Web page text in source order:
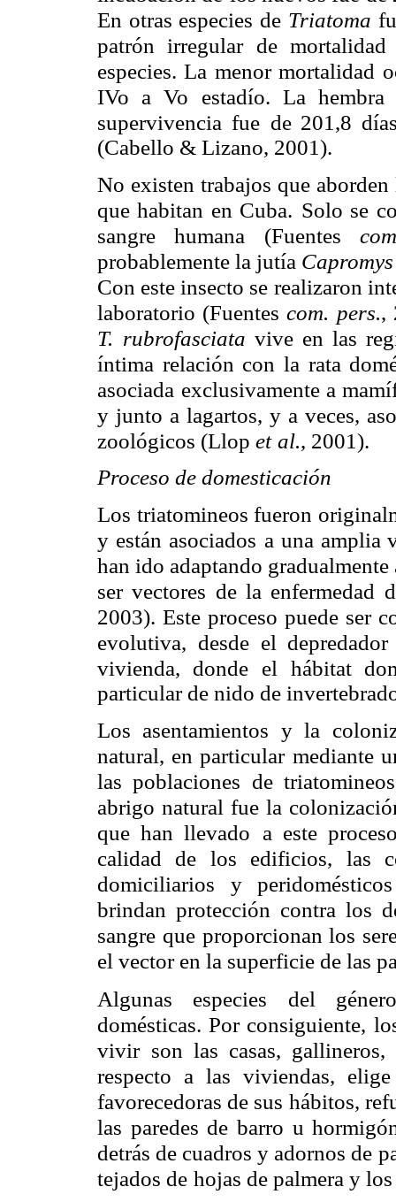
En otras especies de Triatoma
patrón irregular de
especies. La menor mortalidad
IVo a Vo estadío. La hembra
supervivencia fue de 201,8
(Cabello & Lizano, 2001).
No existen trabajos que
que habitan en Cuba. Solo se
sangre humana (Fuentes
probablemente la jutía
Con este insecto se realizaron
laboratorio (Fuentescom. pers.,
T. rubrofasciatavive en las
íntima relación con la rata
asociada exclusivamente a
y junto a lagartos, y a veces,
zoológicos (Llop et al., 2001).
Proceso de domesticación
Los triatomineos fueron
y están asociados a una amplia
han ido adaptando
ser vectores de la enfermedad
2003). Este proceso puede ser
evolutiva, desde el
vivienda, donde el
hábitat
particular de nido de
Los asentamientos y la
natural, en particular mediante
las poblaciones de
abrigo natural fue la
que han llevado a este
calidad de los edificios, las
domiciliarios y
brindan protección contra los
sangre que proporcionan los
el vector en la superficie de las
Algunas especies del
domésticas. Por consiguiente,
vivir son las casas,
respecto a las viviendas, elige
favorecedoras de sus hábitos,
las paredes de barro u
detrás de cuadros y adornos de
tejados de hojas de palmera y